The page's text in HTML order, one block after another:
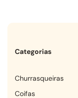
Categorias
churrasqueiras
coifas